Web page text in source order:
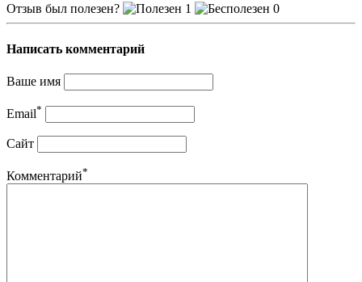
Отзыв был полезен? 1 0
Написать комментарий
Ваше имя
Email*
Сайт
Комментарий*